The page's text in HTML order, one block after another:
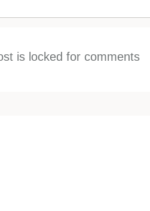
is locked for comments